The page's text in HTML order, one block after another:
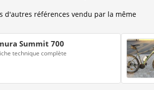
d'autres références vendu par la même
Summit 700
technique complète